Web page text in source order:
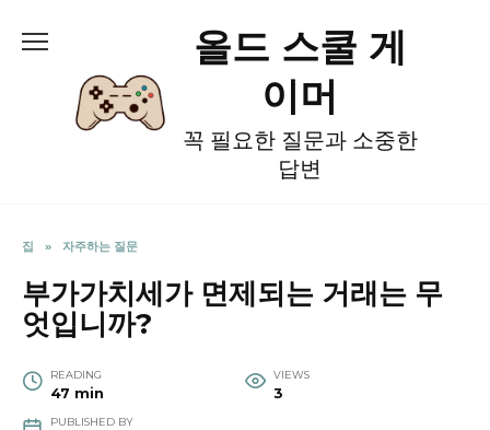
올드 스쿨 게
이머
꼭 필요한 질문과 소중한
답변
집 » 자주하는 질문
부가가치세가 면제되는 거래는 무
엇입니까?
READING
47 min
VIEWS
3
PUBLISHED BY